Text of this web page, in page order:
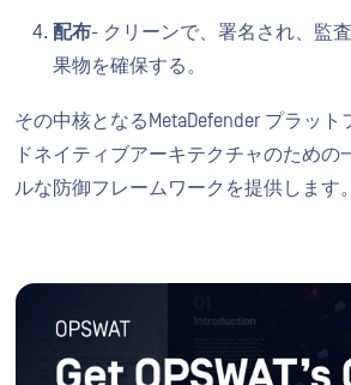
配布- クリーンで、署名され、監
果物を確保する。
その中核となるMetaDefender プラッ
ドネイティブアーキテクチャのための
ルな防御フレームワークを提供します。
電子ブックをダウンロードする